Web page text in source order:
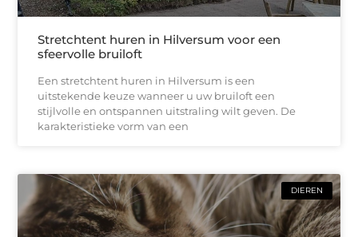
Stretchtent huren in Hilversum voor een
sfeervolle bruiloft
Een stretchtent huren in Hilversum is een
uitstekende keuze wanneer u uw bruiloft een
stijlvolle en ontspannen uitstraling wilt geven. De
karakteristieke vorm van een
DIEREN